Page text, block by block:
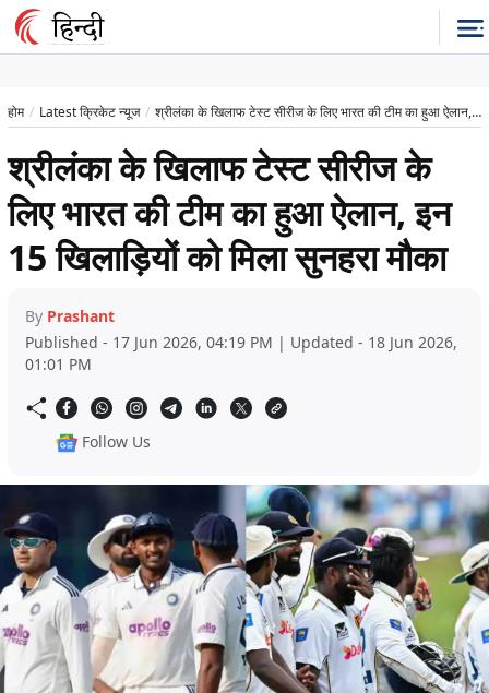
होम Latest क्रिकेट न्यूज श्रीलंका के खिलाफ टेस्ट सीरीज के लिए भारत की टीम का हुआ ऐलान, इन 15 खिलाड़ियों को मिला सुनहरा मौका
श्रीलंका के खिलाफ टेस्ट सीरीज के
लिए भारत की टीम का हुआ ऐलान, इन
15 खिलाड़ियों को मिला सुनहरा मौका
By Prashant
Published - 17 Jun 2026, 04:19 PM | Updated - 18 Jun 2026,
01:01 PM
Follow Us